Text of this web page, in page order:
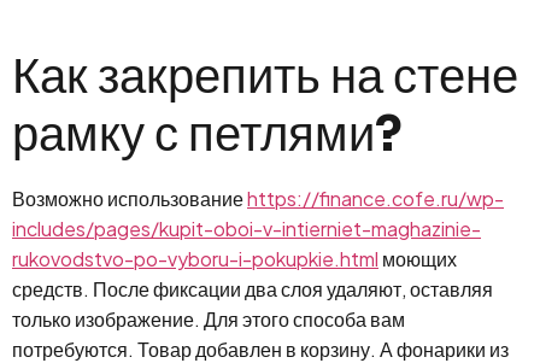
konten
Как закрепить на стене
рамку с петлями?
Возможно использованиеhttps://finance.cofe.ru/wp-
includes/pages/kupit-oboi-v-intierniet-maghazinie-
rukovodstvo-po-vyboru-i-pokupkie.html моющих
средств. После фиксации два слоя удаляют, оставляя
только изображение. Для этого способа вам
потребуются. Товар добавлен в корзину. А фонарики из